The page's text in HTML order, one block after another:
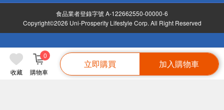
收藏 購物車
0
立即購買 加入購物車
食品業者登錄字號 A-122662550-00000-6
Copyright©2026 Uni-Prosperity Lifestyle Corp. All Right Reserved